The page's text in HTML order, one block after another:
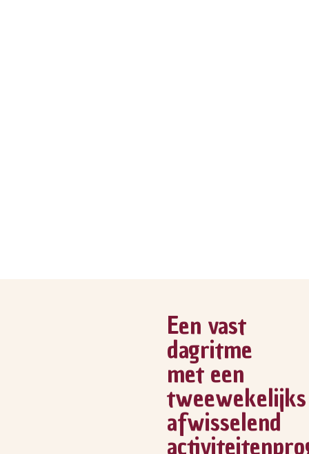
Een vast
dagritme
met een
tweewekelijks
afwisselend